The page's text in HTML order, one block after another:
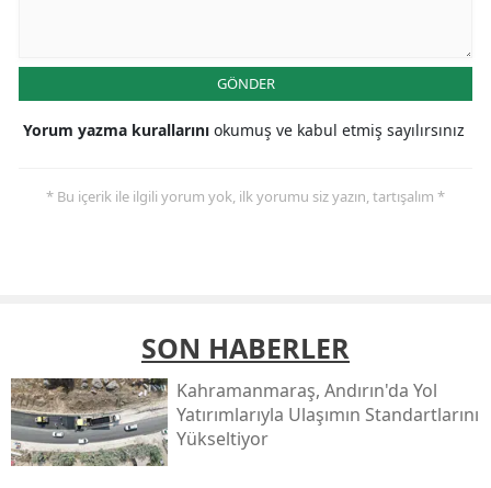
GÖNDER
Yorum yazma kurallarını okumuş ve kabul etmiş sayılırsınız
* Bu içerik ile ilgili yorum yok, ilk yorumu siz yazın, tartışalım *
SON HABERLER
Kahramanmaraş, Andırın'da Yol
Yatırımlarıyla Ulaşımın Standartlarını
Yükseltiyor